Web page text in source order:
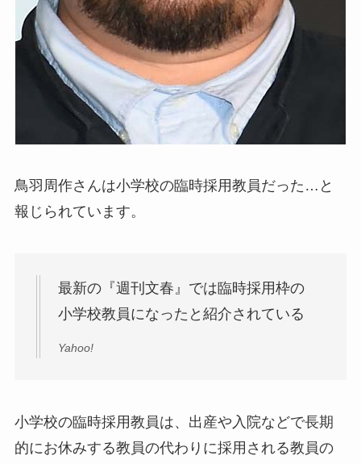
鳥羽周作さんは小学校の臨時採用教員だった…と
報じられています。
最新の『週刊文春』では臨時採用枠の
小学校教員になったと紹介されている
Yahoo!
小学校の臨時採用教員は、出産や入院などで長期
的にお休みする教員の代わりに採用される教員の